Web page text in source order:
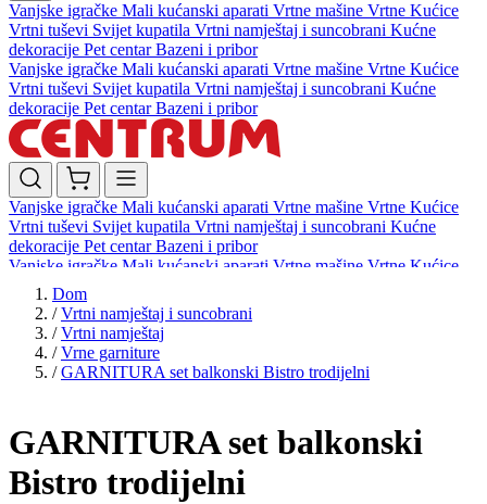
Vanjske igračke Mali kućanski aparati Vrtne mašine Vrtne Kućice
Vrtni tuševi Svijet kupatila Vrtni namještaj i suncobrani Kućne
dekoracije Pet centarBazeni i pribor
Vanjske igračke Mali kućanski aparati Vrtne mašine Vrtne Kućice
Vrtni tuševi Svijet kupatila Vrtni namještaj i suncobrani Kućne
dekoracije Pet centarBazeni i pribor
Vanjske igračke Mali kućanski aparati Vrtne mašine Vrtne Kućice
Vrtni tuševi Svijet kupatila Vrtni namještaj i suncobrani Kućne
dekoracije Pet centarBazeni i pribor
Vanjske igračke Mali kućanski aparati Vrtne mašine Vrtne Kućice
Vrtni tuševi
dekoracijePet centar Bazeni i pribor
Dom
/ Vrtni namještaj i suncobrani
/ Vrtni namještaj
/ Vrne garniture
/ GARNITURA set balkonski Bistro trodijelni
GARNITURA set balkonski
Bistro trodijelni